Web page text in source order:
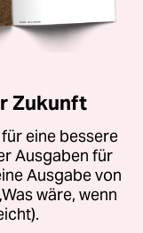
Zukunft
eine bessere
Ausgaben für
Ausgabe von
wäre, wenn